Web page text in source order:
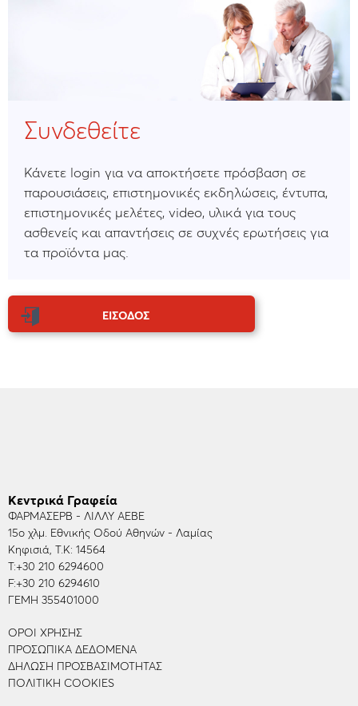
Συνδεθείτε
Κάνετε login για να αποκτήσετε πρόσβαση σε
παρουσιάσεις, επιστημονικές εκδηλώσεις, έντυπα,
επιστημονικές μελέτες, video, υλικά για τους
ασθενείς και απαντήσεις σε συχνές ερωτήσεις για
τα προϊόντα μας.
ΕΙΣΟΔΟΣ
Κεντρικά Γραφεία
ΦΑΡΜΑΣΕΡΒ - ΛΙΛΛΥ ΑΕΒΕ
15ο χλμ. Εθνικής Οδού Αθηνών - Λαμίας
Κηφισιά, Τ.Κ: 14564
Τ:+30 210 6294600
F:+30 210 6294610
ΓΕΜΗ 355401000
ΌΡΟΙ ΧΡΉΣΗΣ
ΠΡΟΣΩΠΙΚΆ ΔΕΔΟΜΈΝΑ
ΔΉΛΩΣΗ ΠΡΟΣΒΑΣΙΜΌΤΗΤΑΣ
ΠΟΛΙΤΙΚΉ COOKIES